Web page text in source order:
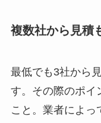
複数社から見積
最低でも3社から
す。その際のポイ
こと。業者によっ